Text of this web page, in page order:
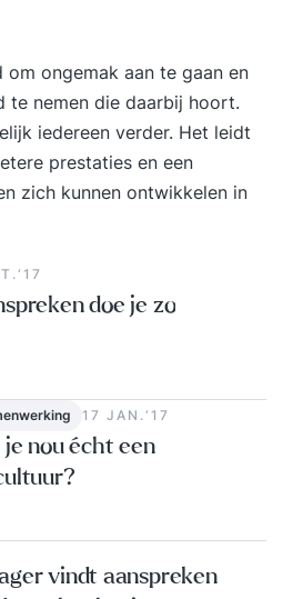
in de basis
interactie (4 niveaus:
en
zender & ontvanger,
hoe je overkomt op
- Je ziet
aandeel en dat van de
in je eigen patronen
effectiviteit in gesprekken
aandacht aan het
geven en ontvangen
- Je gaat je
daarvan verder
hoe jij grenzen stelt in
Je oefent met diverse
stellen, ondertitelen,
feedback geven
om ongemak aan te gaan en
te nemen die daarbij hoort.
iedereen verder. Het leidt
prestaties en een
zich kunnen ontwikkelen in
doe je zo
17 JAN.‘17
nou écht een
vindt aanspreken